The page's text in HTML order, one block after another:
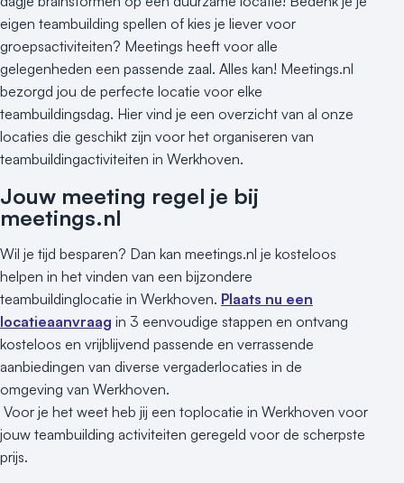
eigen teambuilding spellen of kies je liever voor
groepsactiviteiten? Meetings heeft voor alle
gelegenheden een passende zaal. Alles kan! Meetings.nl
bezorgd jou de perfecte locatie voor elke
teambuildingsdag. Hier vind je een overzicht van al onze
locaties die geschikt zijn voor het organiseren van
teambuildingactiviteiten in Werkhoven.
Jouw meeting regel je bij
meetings.nl
Wil je tijd besparen? Dan kan meetings.nl je kosteloos
helpen in het vinden van een bijzondere
teambuildinglocatie in Werkhoven. Plaats nu een
locatieaanvraag in 3 eenvoudige stappen en ontvang
kosteloos en vrijblijvend passende en verrassende
aanbiedingen van diverse vergaderlocaties in de
omgeving van Werkhoven.
Voor je het weet heb jij een toplocatie in Werkhoven voor
jouw teambuilding activiteiten geregeld voor de scherpste
prijs.